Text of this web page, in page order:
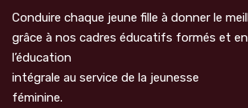
Conduire chaque jeune fille à donner le
grâce à nos cadres éducatifs formés et
l’éducation
intégrale au service de la jeunesse
féminine.